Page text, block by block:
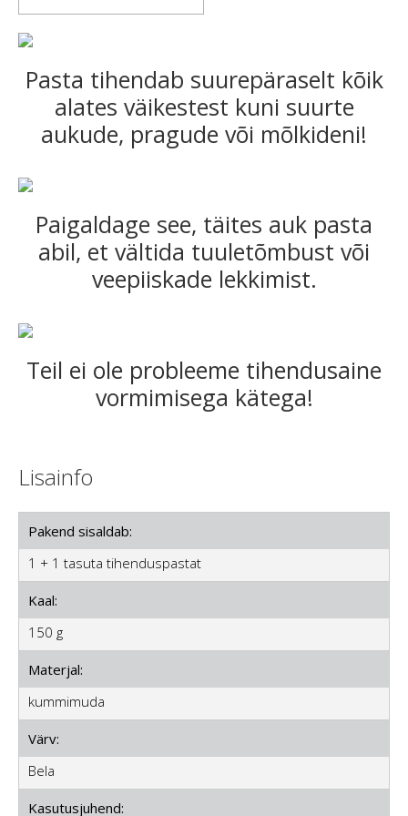
Pasta tihendab suurepäraselt kõik
alates väikestest kuni suurte
aukude, pragude või mõlkideni!
Paigaldage see, täites auk pasta
abil, et vältida tuuletõmbust või
veepiiskade lekkimist.
Teil ei ole probleeme tihendusaine
vormimisega kätega!
Lisainfo
Pakend sisaldab:
1 + 1 tasuta tihenduspastat
Kaal:
150 g
Materjal:
kummimuda
Värv:
Bela
Kasutusjuhend: